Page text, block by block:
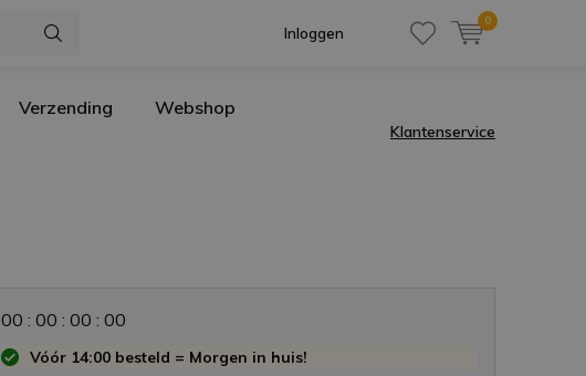
Inloggen
0
Verzending Webshop
Klantenservice
00 :00 :00 :00
Vóór 14:00 besteld = Morgen in huis!